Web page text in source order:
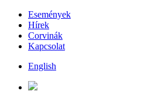
Események
Hírek
Corvinák
Kapcsolat
English